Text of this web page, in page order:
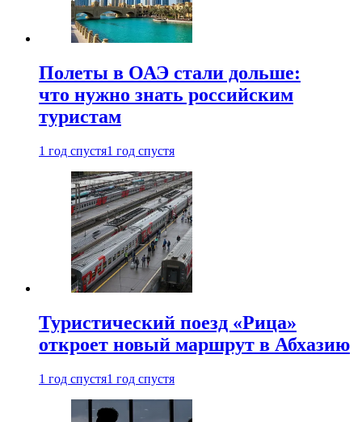
Полеты в ОАЭ стали дольше:
что нужно знать российским
туристам
1 год спустя1 год спустя
Туристический поезд «Рица»
откроет новый маршрут в Абхазию
1 год спустя1 год спустя